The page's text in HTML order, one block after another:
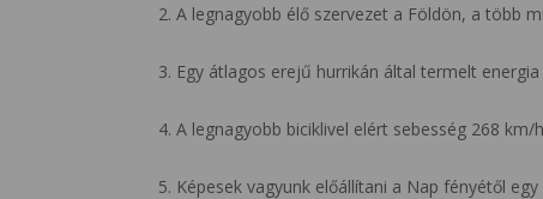
2. A legnagyobb élő szervezet a Földön, a több
3. Egy átlagos erejű hurrikán által termelt
4. A legnagyobb biciklivel elért sebesség 268
5. Képesek vagyunk előállítani a Nap fényétől